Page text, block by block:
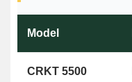
Model
CRKT 5500